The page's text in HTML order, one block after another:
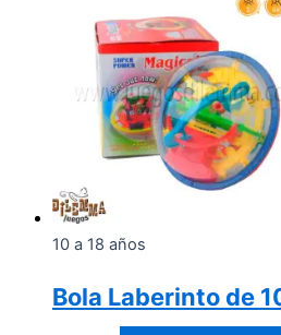
10 a 18 años
Bola Laberinto de